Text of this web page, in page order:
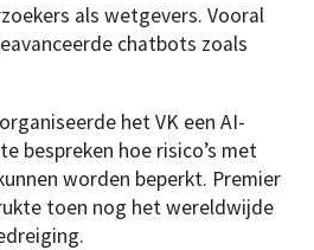
als wetgevers. Vooral
chatbots zoals
het VK een AI-
bespreken hoe risico’s met
worden beperkt. Premier
toen nog het wereldwijde